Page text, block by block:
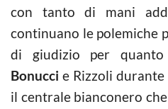
con tanto di mani
continuano le polemiche
di giudizio per
Bonucci e Rizzoli
il centrale bianconero